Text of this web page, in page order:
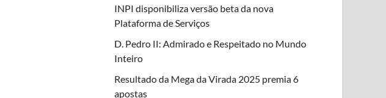
INPI disponibiliza versão beta da nova
Plataforma de Serviços
D. Pedro II: Admirado e Respeitado no Mundo
Inteiro
Resultado da Mega da Virada 2025 premia 6
apostas